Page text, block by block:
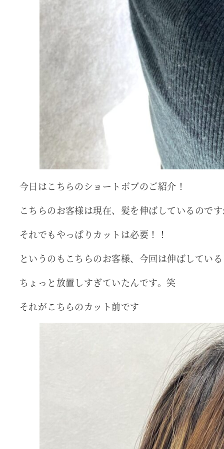
今日はこちらのショートボブのご紹介！
こちらのお客様は現在、髪を伸ばしているので
それでもやっぱりカットは必要！！
というのもこちらのお客様、今回は伸ばしてい
ちょっと放置しすぎていたんです。笑
それがこちらのカット前です